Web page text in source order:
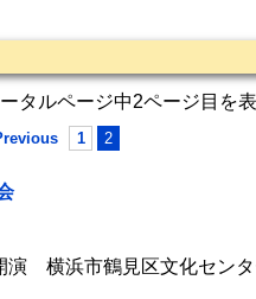
タルページ中2ページ目を表
1 2
演 横浜市鶴見区文化セン